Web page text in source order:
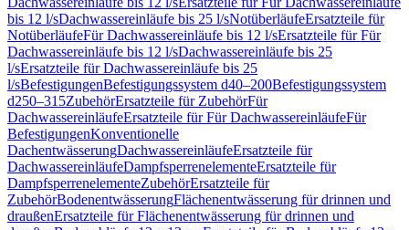
bis 12 l/sDachwassereinläufe bis 25 l/sNotüberläufeErsatzteile für
NotüberläufeFür Dachwassereinläufe bis 12 l/sErsatzteile für Für
Dachwassereinläufe bis 12 l/sDachwassereinläufe bis 25
l/sErsatzteile für Dachwassereinläufe bis 25
l/sBefestigungenBefestigungssystem d40–200Befestigungssystem
d250–315ZubehörErsatzteile für ZubehörFür
DachwassereinläufeErsatzteile für Für DachwassereinläufeFür
BefestigungenKonventionelle
DachentwässerungDachwassereinläufeErsatzteile für
DachwassereinläufeDampfsperrenelementeErsatzteile für
DampfsperrenelementeZubehörErsatzteile für
ZubehörBodenentwässerungFlächenentwässerung für drinnen und
draußenErsatzteile für Flächenentwässerung für drinnen und